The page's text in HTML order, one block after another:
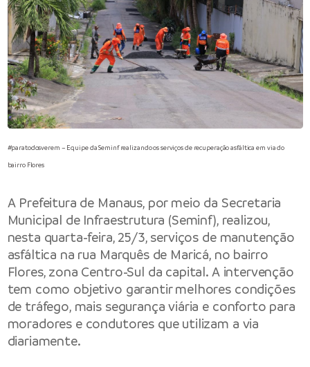
#paratodosverem – Equipe da Seminf realizando os serviços de recuperação asfáltica em via do
bairro Flores
A Prefeitura de Manaus, por meio da Secretaria
Municipal de Infraestrutura (Seminf), realizou,
nesta quarta-feira, 25/3, serviços de manutenção
asfáltica na rua Marquês de Maricá, no bairro
Flores, zona Centro-Sul da capital. A intervenção
tem como objetivo garantir melhores condições
de tráfego, mais segurança viária e conforto para
moradores e condutores que utilizam a via
diariamente.